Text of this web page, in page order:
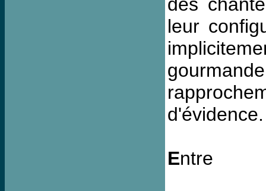
des
leur
Entre